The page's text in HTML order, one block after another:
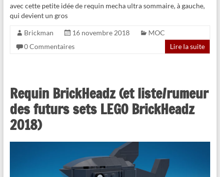
avec cette petite idée de requin mecha ultra sommaire, à gauche,
qui devient un gros
Brickman 16 novembre 2018
MOC
0 Commentaires
Lire la suite
Requin BrickHeadz (et liste/rumeur
des futurs sets LEGO BrickHeadz
2018)